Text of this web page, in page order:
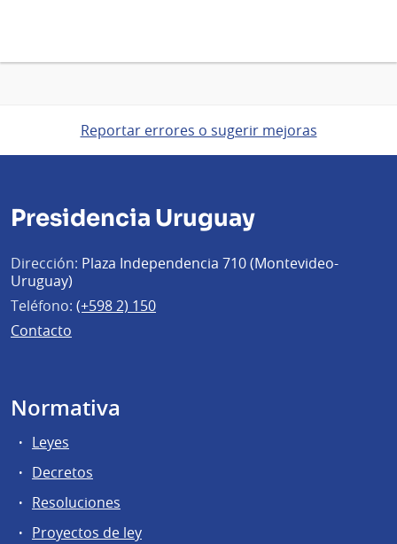
Reportar errores o sugerir mejoras
Presidencia Uruguay
Dirección: Plaza Independencia 710 (Montevideo-
Uruguay)
Teléfono: (+598 2) 150
Contacto
Normativa
Leyes
Decretos
Resoluciones
Proyectos de ley